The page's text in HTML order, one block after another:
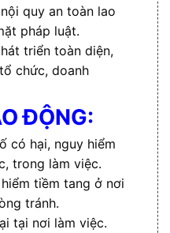
quy an toàn lao
pháp luật.
triển toàn diện,
chức, doanh
ĐỘNG:
có hại, nguy hiểm
trong làm việc.
tiềm tang ở nơi
tránh.
tại nơi làm việc.